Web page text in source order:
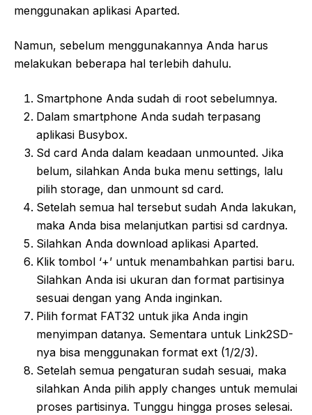
menggunakan aplikasi Aparted.
Namun, sebelum menggunakannya Anda harus
melakukan beberapa hal terlebih dahulu.
Smartphone Anda sudah di root sebelumnya.
Dalam smartphone Anda sudah terpasang
aplikasi Busybox.
Sd card Anda dalam keadaan unmounted. Jika
belum, silahkan Anda buka menu settings, lalu
pilih storage, dan unmount sd card.
Setelah semua hal tersebut sudah Anda lakukan,
maka Anda bisa melanjutkan partisi sd cardnya.
Silahkan Anda download aplikasi Aparted.
Klik tombol ‘+’ untuk menambahkan partisi baru.
Silahkan Anda isi ukuran dan format partisinya
sesuai dengan yang Anda inginkan.
Pilih format FAT32 untuk jika Anda ingin
menyimpan datanya. Sementara untuk Link2SD-
nya bisa menggunakan format ext (1/2/3).
Setelah semua pengaturan sudah sesuai, maka
silahkan Anda pilih apply changes untuk memulai
proses partisinya. Tunggu hingga proses selesai.